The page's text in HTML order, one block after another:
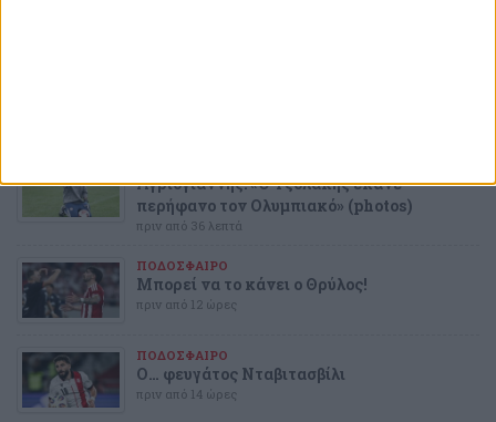
Αγριογιάννης: «Ο Τζολάκης έκανε
περήφανο τον Ολυμπιακό» (photos)
πριν από 36 λεπτά
ΠΟΔΟΣΦΑΙΡΟ
Μπορεί να το κάνει ο Θρύλος!
πριν από 12 ώρες
ΠΟΔΟΣΦΑΙΡΟ
Ο… φευγάτος Νταβιτασβίλι
πριν από 14 ώρες